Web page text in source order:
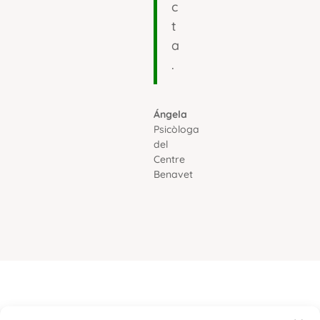
c
t
a
.
Ángela
Psicòloga
del
Centre
Benavet